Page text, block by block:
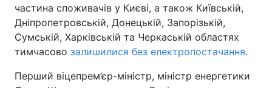
частина споживачів у Києві, а також Київській,
Дніпропетровській, Донецькій, Запорізькій,
Сумській, Харківській та Черкаській областях
тимчасово залишилися без електропостачання.
Перший віцепрем’єр-міністр, міністр енергетики